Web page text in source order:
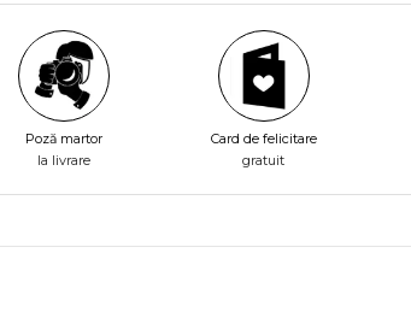
Poză martor
la livrare
Card de felicitare
gratuit